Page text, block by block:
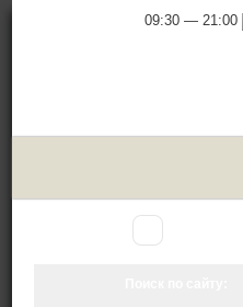
09:30 — 21:00